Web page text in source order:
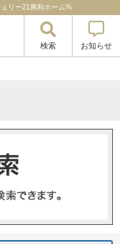
リー21興和ホーム%
検索 お知らせ